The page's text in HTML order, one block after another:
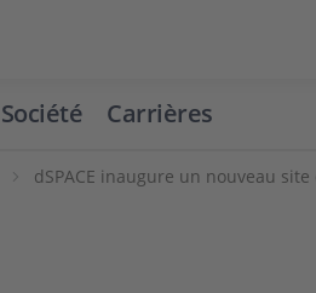
Société Carrières
dSPACE inaugure un nouveau